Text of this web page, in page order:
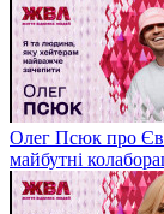
Олег Псюк про
майбутні